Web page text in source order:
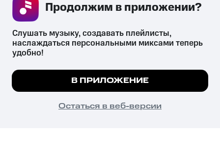
СКАЧАТЬ ПРИЛОЖЕНИЕ
психотропных веществ, их аналогов причиняет вред здоровью,
их незаконный оборот запрещён и влечёт установленную
законодательством ответственность.
© 2026 ООО «КИОН».
Все права защищены
Мы используем куки, чтобы на сайте все
Подробнее
ПОНЯТНО
Слушать музыку, создавать плейлисты,
наслаждаться персональными миксами теперь
удобно!
В ПРИЛОЖЕНИЕ
Остаться в веб-версии